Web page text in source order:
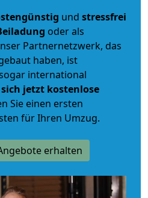
und stressfrei
oder als
Partnernetzwerk, das
haben, ist
international
sich jetzt kostenlose
Sie einen ersten
für Ihren Umzug.
erhalten